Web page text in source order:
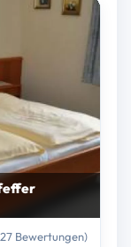
Bewertungen)